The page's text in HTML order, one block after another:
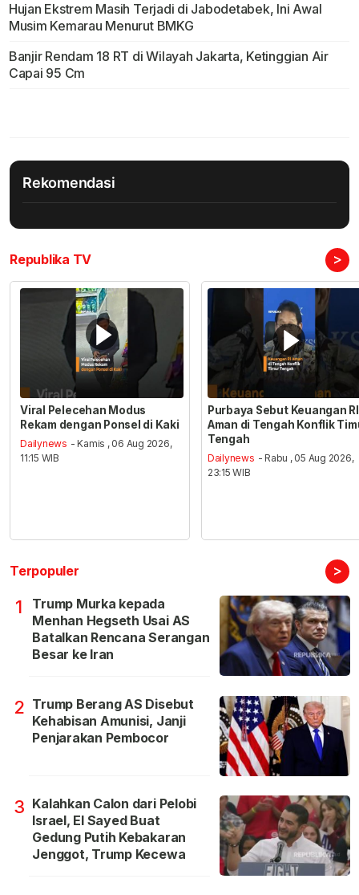
Hujan Ekstrem Masih Terjadi di Jabodetabek, Ini Awal
Musim Kemarau Menurut BMKG
Banjir Rendam 18 RT di Wilayah Jakarta, Ketinggian Air
Capai 95 Cm
Rekomendasi
Republika TV >
Viral Pelecehan Modus
Rekam dengan Ponsel di Kaki
Dailynews - Kamis , 06 Aug 2026,
11:15 WIB
Purbaya Sebut Keuangan RI
Aman di Tengah Konflik
Tengah
Dailynews - Rabu , 05 Aug 2026,
23:15 WIB
Terpopuler >
1
Trump Murka kepada
Menhan Hegseth Usai AS
Batalkan Rencana Serangan
Besar ke Iran
2 Trump Berang AS Disebut
Kehabisan Amunisi, Janji
Penjarakan Pembocor
3 Kalahkan Calon dari Pelobi
Israel, El Sayed Buat
Gedung Putih Kebakaran
Jenggot, Trump Kecewa